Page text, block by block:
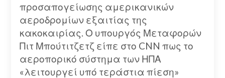
προσαπογείωσης αμερικανικών
αεροδρομίων εξαιτίας της
κακοκαιρίας. Ο υπουργός Μεταφορών
Πιτ Μπούτιτζετζ είπε στο CNN πως το
αεροπορικό σύστημα των ΗΠΑ
«λειτουργεί υπό τεράστια πίεση»